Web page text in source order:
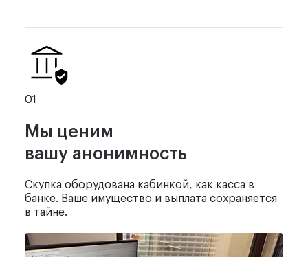
01
Мы ценим
вашу анонимность
Скупка оборудована кабинкой, как касса в
банке. Ваше имущество и выплата сохраняется
в тайне.